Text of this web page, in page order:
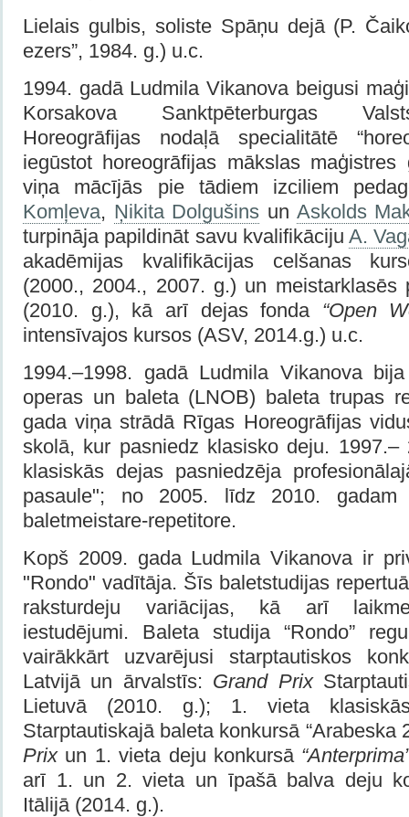
Lielais gulbis, soliste Spāņu dejā (P.
ezers”, 1984. g.) u.c.
1994. gadā Ludmila Vikanova beigusi
Korsakova Sanktpēterburgas
Horeogrāfijas nodaļā specialitātē
iegūstot horeogrāfijas mākslas maģistres
viņa mācījās pie tādiem izciliem
Komļeva, Ņikita Dolgušins un Askolds
turpināja papildināt savu kvalifikācijuA.
akadēmijas kvalifikācijas celšanas
(2000., 2004., 2007. g.) un meistarklasēs
(2010. g.), kā arī dejas fonda “Open
intensīvajos kursos (ASV, 2014.g.) u.c.
1994.–1998. gadā Ludmila Vikanova
operas un baleta (LNOB) baleta trupas
gada viņa strādā Rīgas Horeogrāfijas
skolā, kur pasniedz klasisko deju.
klasiskās dejas pasniedzēja
pasaule"; no 2005. līdz 2010. gadam
baletmeistare-repetitore.
Kopš 2009. gada Ludmila Vikanova ir
"Rondo" vadītāja. Šīs baletstudijas
raksturdeju variācijas, kā arī
iestudējumi. Baleta studija “Rondo”
vairākkārt uzvarējusi starptautiskos
Latvijā un ārvalstīs: Grand Prix
Lietuvā (2010. g.); 1. vieta
Starptautiskajā baleta konkursā “Arabeska
Prixun 1. vieta deju konkursā
arī 1. un 2. vieta un īpašā balva deju
Itālijā (2014. g.).